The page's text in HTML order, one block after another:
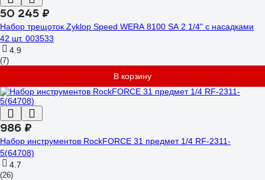
50 245 ₽
Набор трещоток Zyklop Speed WERA 8100 SA 2 1/4" с насадками
42 шт. 003533
4.9
(7)
В корзину
986 ₽
Набор инструментов RockFORCE 31 предмет 1/4 RF-2311-
5(64708)
4.7
(26)